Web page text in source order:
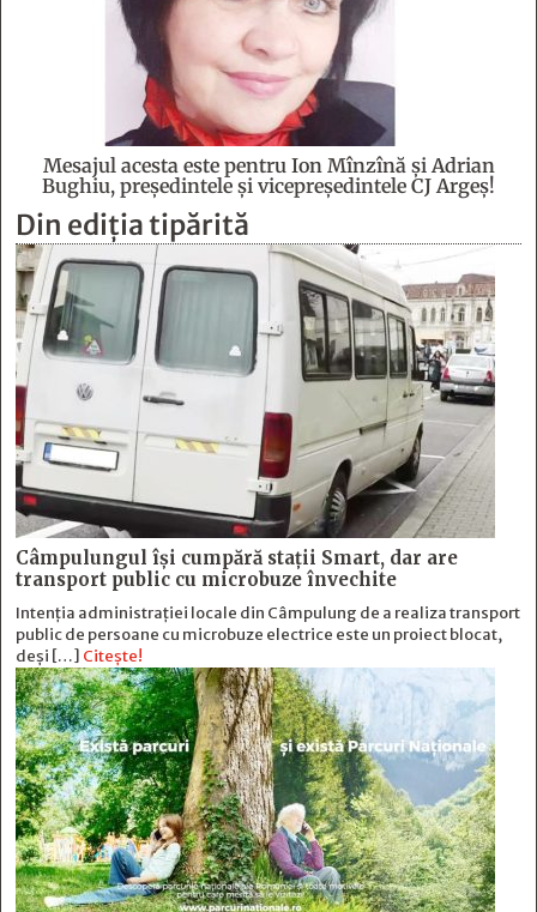
Mesajul acesta este pentru Ion Mînzînă şi Adrian
Bughiu, preşedintele şi vicepreşedintele CJ Argeş!
Din ediția tipărită
Câmpulungul îşi cumpără staţii Smart, dar are
transport public cu microbuze învechite
Intenția administrației locale din Câmpulung de a realiza transport
public de persoane cu microbuze electrice este un proiect blocat,
deși […] Citește!